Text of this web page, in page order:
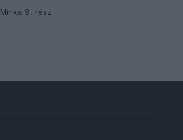
Minka 9. rész